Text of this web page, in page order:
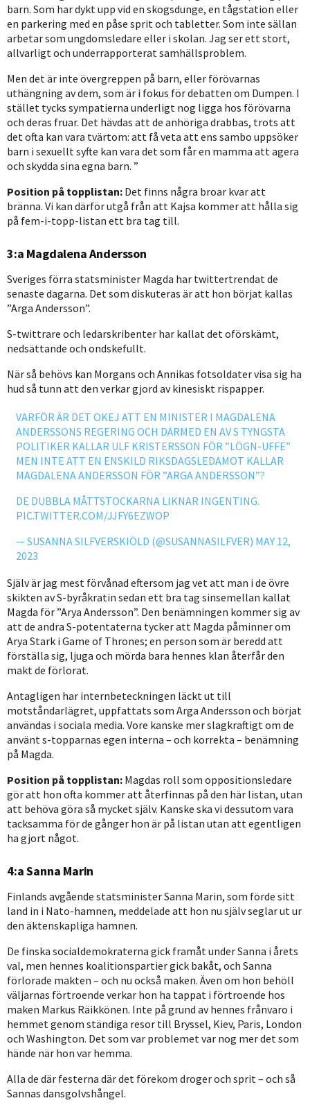
barn. Som har dykt upp vid en skogsdunge, en tågstation eller
en parkering med en påse sprit och tabletter. Som inte sällan
arbetar som ungdomsledare eller i skolan. Jag ser ett stort,
allvarligt och underrapporterat samhällsproblem.
Men det är inte övergreppen på barn, eller förövarnas
uthängning av dem, som är i fokus för debatten om Dumpen. I
stället tycks sympatierna underligt nog ligga hos förövarna
och deras fruar. Det hävdas att de anhöriga drabbas, trots att
det ofta kan vara tvärtom: att få veta att ens sambo uppsöker
barn i sexuellt syfte kan vara det som får en mamma att agera
och skydda sina egna barn. ”
Position på topplistan: Det finns några broar kvar att
bränna. Vi kan därför utgå från att Kajsa kommer att hålla sig
på fem-i-topp-listan ett bra tag till.
3:a Magdalena Andersson
Sveriges förra statsminister Magda har twittertrendat de
senaste dagarna. Det som diskuteras är att hon börjat kallas
”Arga Andersson”.
S-twittrare och ledarskribenter har kallat det oförskämt,
nedsättande och ondskefullt.
När så behövs kan Morgans och Annikas fotsoldater visa sig ha
hud så tunn att den verkar gjord av kinesiskt rispapper.
VARFÖR ÄR DET OKEJ ATT EN MINISTER I MAGDALENA
ANDERSSONS REGERING OCH DÄRMED EN AV S TYNGSTA
POLITIKER KALLAR ULF KRISTERSSON FÖR ”LÖGN-UFFE”
MEN INTE ATT EN ENSKILD RIKSDAGSLEDAMOT KALLAR
MAGDALENA ANDERSSON FÖR ”ARGA ANDERSSON”?
DE DUBBLA MÅTTSTOCKARNA LIKNAR INGENTING.
PIC.TWITTER.COM/JJFY6EZWOP
— SUSANNA SILFVERSKIÖLD (@SUSANNASILFVER) MAY 12,
2023
Själv är jag mest förvånad eftersom jag vet att man i de övre
skikten av S-byråkratin sedan ett bra tag sinsemellan kallat
Magda för ”Arya Andersson”. Den benämningen kommer sig av
att de andra S-potentaterna tycker att Magda påminner om
Arya Stark i Game of Thrones; en person som är beredd att
förställa sig, ljuga och mörda bara hennes klan återfår den
makt de förlorat.
Antagligen har internbeteckningen läckt ut till
motståndarlägret, uppfattats som Arga Andersson och börjat
användas i sociala media. Vore kanske mer slagkraftigt om de
använt s-topparnas egen interna – och korrekta – benämning
på Magda.
Position på topplistan: Magdas roll som oppositionsledare
gör att hon ofta kommer att återfinnas på den här listan, utan
att behöva göra så mycket själv. Kanske ska vi dessutom vara
tacksamma för de gånger hon är på listan utan att egentligen
ha gjort något.
4:a Sanna Marin
Finlands avgående statsminister Sanna Marin, som förde sitt
land in i Nato-hamnen, meddelade att hon nu själv seglar ut ur
den äktenskapliga hamnen.
De finska socialdemokraterna gick framåt under Sanna i årets
val, men hennes koalitionspartier gick bakåt, och Sanna
förlorade makten – och nu också maken. Även om hon behöll
väljarnas förtroende verkar hon ha tappat i förtroende hos
maken Markus Räikkönen. Inte på grund av hennes frånvaro i
hemmet genom ständiga resor till Bryssel, Kiev, Paris, London
och Washington. Det som var problemet var nog mer det som
hände när hon var hemma.
Alla de där festerna där det förekom droger och sprit – och så
Sannas dansgolvshångel.